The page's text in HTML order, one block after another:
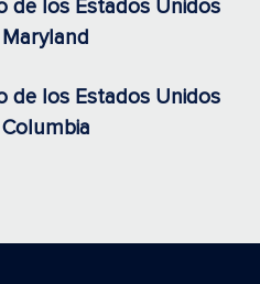
de los Estados Unidos
de los Estados Unidos